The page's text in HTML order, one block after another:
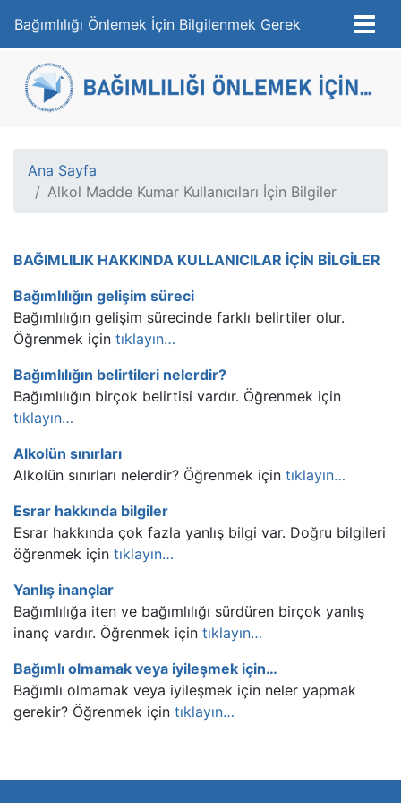
Bağımlılığı Önlemek İçin Bilgilenmek Gerek
Ana Sayfa
Alkol Madde Kumar Kullanıcıları İçin Bilgiler
BAĞIMLILIK HAKKINDA KULLANICILAR İÇİN BİLGİLER
Bağımlılığın gelişim süreci
Bağımlılığın gelişim sürecinde farklı belirtiler olur.
Öğrenmek için tıklayın…
Bağımlılığın belirtileri nelerdir?
Bağımlılığın birçok belirtisi vardır. Öğrenmek için
tıklayın…
Alkolün sınırları
Alkolün sınırları nelerdir? Öğrenmek için tıklayın…
Esrar hakkında bilgiler
Esrar hakkında çok fazla yanlış bilgi var. Doğru bilgileri
öğrenmek için tıklayın…
Yanlış inançlar
Bağımlılığa iten ve bağımlılığı sürdüren birçok yanlış
inanç vardır. Öğrenmek için tıklayın…
Bağımlı olmamak veya iyileşmek için…
Bağımlı olmamak veya iyileşmek için neler yapmak
gerekir? Öğrenmek için tıklayın…